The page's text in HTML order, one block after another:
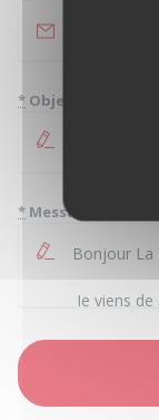
* Objet
* Message